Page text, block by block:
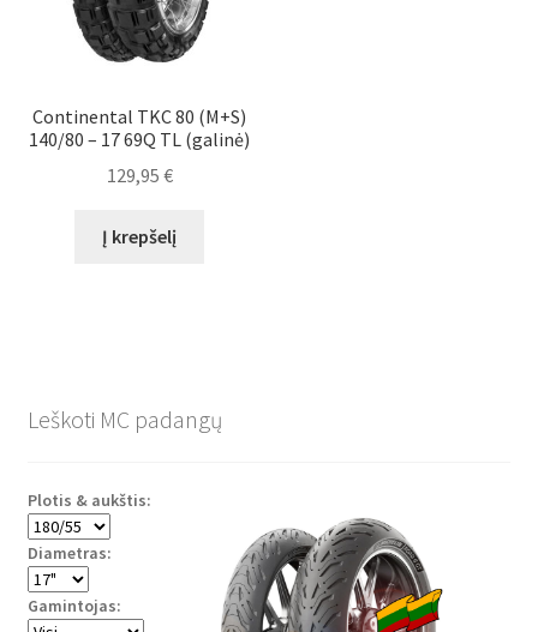
Continental TKC 80 (M+S)
140/80 – 17 69Q TL (galinė)
129,95 €
Į krepšelį
Leškoti MC padangų
Plotis & aukštis:
Diametras:
Gamintojas: